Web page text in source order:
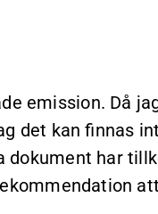
emission. Då
det kan finnas
dokument har